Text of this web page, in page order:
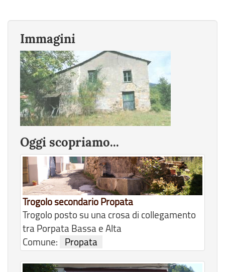
Immagini
Oggi scopriamo...
Trogolo secondario Propata
Trogolo posto su una crosa di collegamento
tra Porpata Bassa e Alta
Comune:
Propata